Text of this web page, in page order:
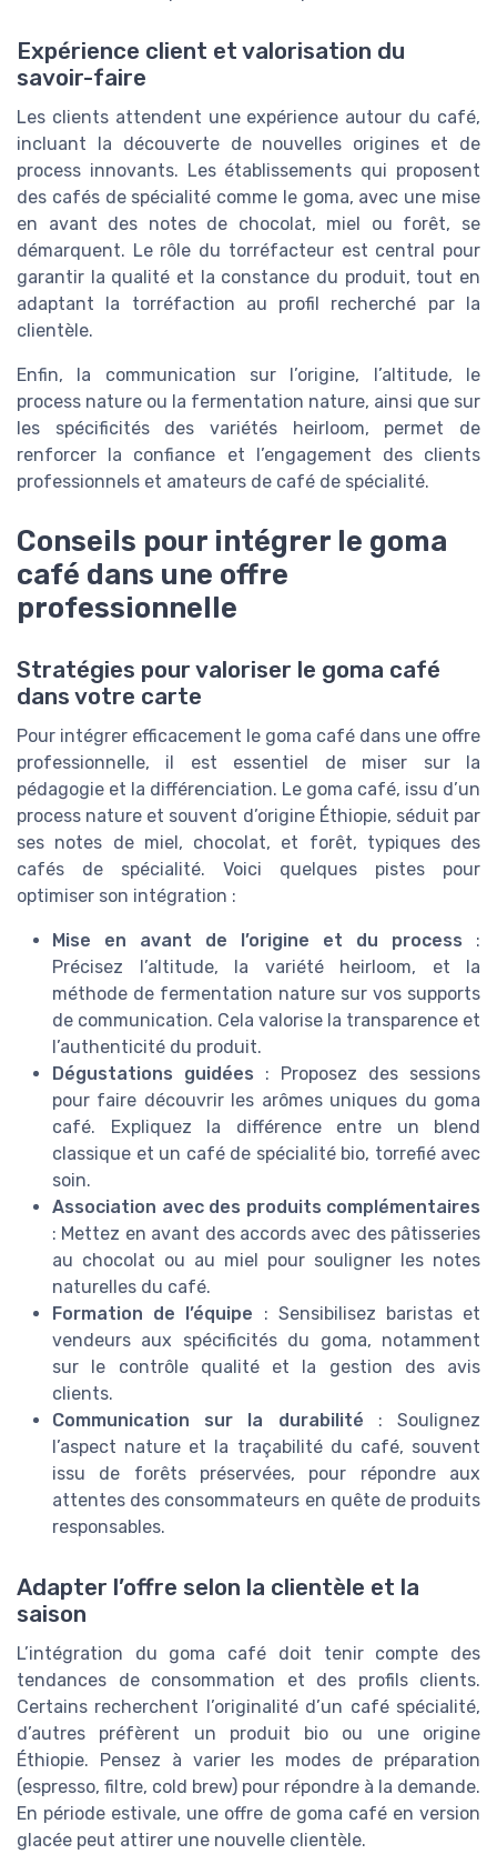
Expérience client et valorisation du
savoir-faire
Les clients attendent une expérience autour du café,
incluant la découverte de nouvelles origines et de
process innovants. Les établissements qui proposent
des cafés de spécialité comme le goma, avec une mise
en avant des notes de chocolat, miel ou forêt, se
démarquent. Le rôle du torréfacteur est central pour
garantir la qualité et la constance du produit, tout en
adaptant la torréfaction au profil recherché par la
clientèle.
Enfin, la communication sur l’origine, l’altitude, le
process nature ou la fermentation nature, ainsi que sur
les spécificités des variétés heirloom, permet de
renforcer la confiance et l’engagement des clients
professionnels et amateurs de café de spécialité.
Conseils pour intégrer le goma
café dans une offre
professionnelle
Stratégies pour valoriser le goma café
dans votre carte
Pour intégrer efficacement le goma café dans une offre
professionnelle, il est essentiel de miser sur la
pédagogie et la différenciation. Le goma café, issu d’un
process nature et souvent d’origine Éthiopie, séduit par
ses notes de miel, chocolat, et forêt, typiques des
cafés de spécialité. Voici quelques pistes pour
optimiser son intégration :
Mise en avant de l’origine et du process :
Précisez l’altitude, la variété heirloom, et la
méthode de fermentation nature sur vos supports
de communication. Cela valorise la transparence et
l’authenticité du produit.
Dégustations guidées : Proposez des sessions
pour faire découvrir les arômes uniques du goma
café. Expliquez la différence entre un blend
classique et un café de spécialité bio, torrefié avec
soin.
Association avec des produits complémentaires
: Mettez en avant des accords avec des pâtisseries
au chocolat ou au miel pour souligner les notes
naturelles du café.
Formation de l’équipe : Sensibilisez baristas et
vendeurs aux spécificités du goma, notamment
sur le contrôle qualité et la gestion des avis
clients.
Communication sur la durabilité : Soulignez
l’aspect nature et la traçabilité du café, souvent
issu de forêts préservées, pour répondre aux
attentes des consommateurs en quête de produits
responsables.
Adapter l’offre selon la clientèle et la
saison
L’intégration du goma café doit tenir compte des
tendances de consommation et des profils clients.
Certains recherchent l’originalité d’un café spécialité,
d’autres préfèrent un produit bio ou une origine
Éthiopie. Pensez à varier les modes de préparation
(espresso, filtre, cold brew) pour répondre à la demande.
En période estivale, une offre de goma café en version
glacée peut attirer une nouvelle clientèle.